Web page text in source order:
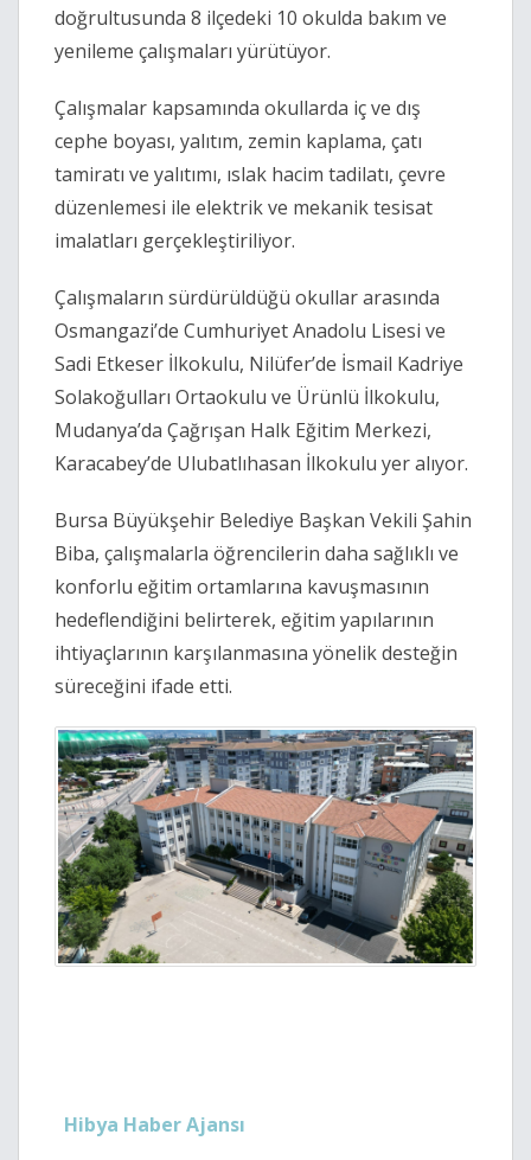
doğrultusunda 8 ilçedeki 10 okulda bakım ve
yenileme çalışmaları yürütüyor.
Çalışmalar kapsamında okullarda iç ve dış
cephe boyası, yalıtım, zemin kaplama, çatı
tamiratı ve yalıtımı, ıslak hacim tadilatı, çevre
düzenlemesi ile elektrik ve mekanik tesisat
imalatları gerçekleştiriliyor.
Çalışmaların sürdürüldüğü okullar arasında
Osmangazi’de Cumhuriyet Anadolu Lisesi ve
Sadi Etkeser İlkokulu, Nilüfer’de İsmail Kadriye
Solakoğulları Ortaokulu ve Ürünlü İlkokulu,
Mudanya’da Çağrışan Halk Eğitim Merkezi,
Karacabey’de Ulubatlıhasan İlkokulu yer alıyor.
Bursa Büyükşehir Belediye Başkan Vekili Şahin
Biba, çalışmalarla öğrencilerin daha sağlıklı ve
konforlu eğitim ortamlarına kavuşmasının
hedeflendiğini belirterek, eğitim yapılarının
ihtiyaçlarının karşılanmasına yönelik desteğin
süreceğini ifade etti.
Hibya Haber Ajansı